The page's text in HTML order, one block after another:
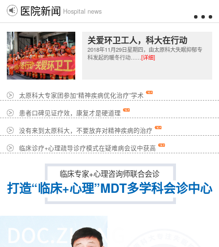
医院新闻 Hospital news
关爱环卫工人，科大在行动
2018年11月29日星期四，由太原科大失眠抑郁专
科发起的暖冬行动……[详细]
太原科大专家团参加“精神疾病优化治疗”学术
患者口碑见证疗效，康复才是硬道理
没有来到太原科大，不要放弃对精神疾病的治疗
临床诊疗+心理疏导诊疗模式在疑难病会议中获高
临床专家+心理咨询师联合会诊
打造“临床+心理”MDT多学科会诊中心